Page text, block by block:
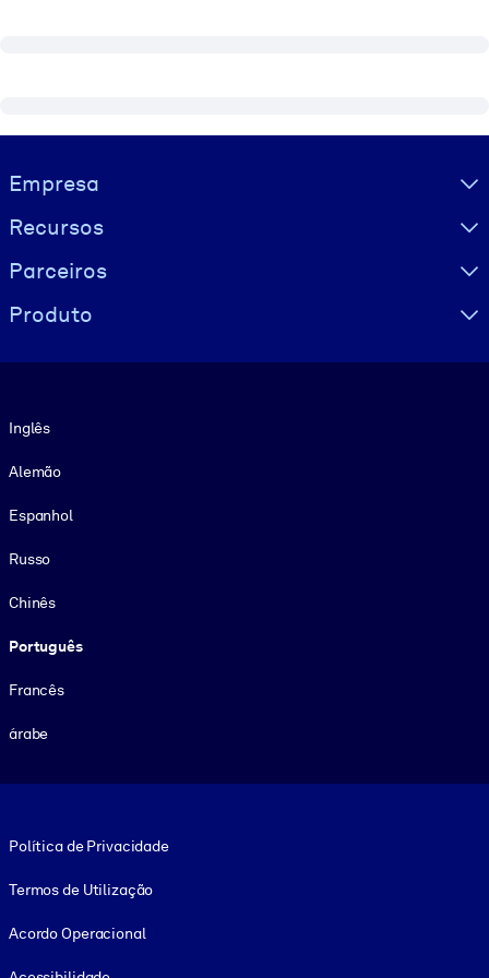
Visually hidden Text
Empresa
Recursos
Parceiros
Produto
Inglês
Alemão
Espanhol
Russo
Chinês
Português
Francês
árabe
Política de Privacidade
Termos de Utilização
Acordo Operacional